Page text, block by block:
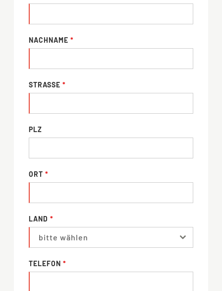
NACHNAME *
STRASSE *
PLZ
ORT *
LAND *
bitte wählen
TELEFON *